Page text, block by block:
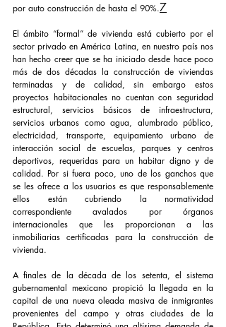
por auto construcción de hasta el 90%.7
El ámbito “formal” de vivienda está cubierto por el
sector privado en América Latina, en nuestro país nos
han hecho creer que se ha iniciado desde hace poco
más de dos décadas la construcción de viviendas
terminadas y de calidad, sin embargo estos
proyectos habitacionales no cuentan con seguridad
estructural, servicios básicos de infraestructura,
servicios urbanos como agua, alumbrado público,
electricidad, transporte, equipamiento urbano de
interacción social de escuelas, parques y centros
deportivos, requeridas para un habitar digno y de
calidad. Por si fuera poco, uno de los ganchos que
se les ofrece a los usuarios es que responsablemente
ellos están cubriendo la normatividad
correspondiente avalados por órganos
internacionales que les proporcionan a las
inmobiliarias certificadas para la construcción de
vivienda.
A finales de la década de los setenta, el sistema
gubernamental mexicano propició la llegada en la
capital de una nueva oleada masiva de inmigrantes
provenientes del campo y otras ciudades de la